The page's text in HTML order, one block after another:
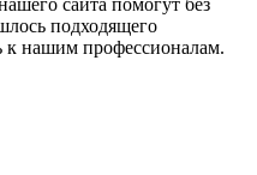
сайта помогут без
подходящего
к нашим профессионалам.